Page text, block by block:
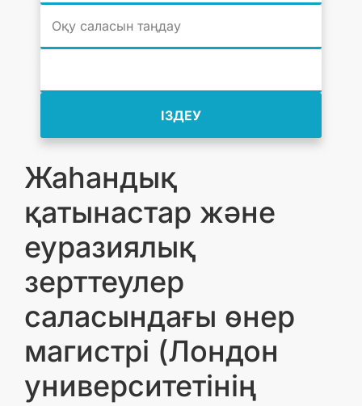
ІЗДЕУ
Жаһандық
қатынастар және
еуразиялық
зерттеулер
саласындағы өнер
магистрі (Лондон
университетінің